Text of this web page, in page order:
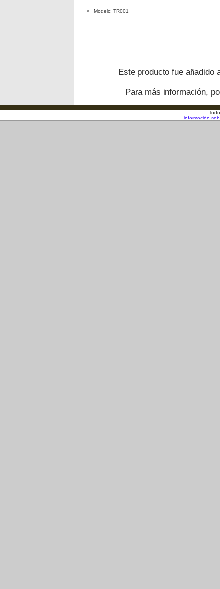
Modelo: TR001
Este producto fue añadido
Para más información,
información